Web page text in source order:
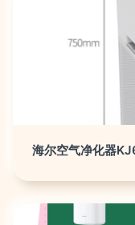
海尔空气净化器